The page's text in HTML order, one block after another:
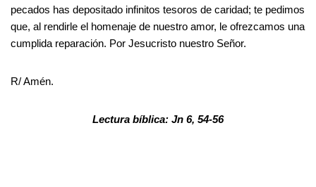
pecados has depositado infinitos tesoros de caridad; te pedimos
que, al rendirle el homenaje de nuestro amor, le ofrezcamos una
cumplida reparación. Por Jesucristo nuestro Señor.
R/ Amén.
Lectura bíblica: Jn 6, 54-56